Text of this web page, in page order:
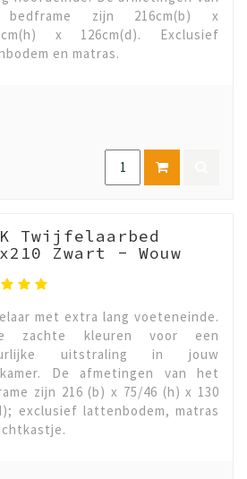
zijn 216cm(b) x
x 126cm(d). Exclusief
en matras.
Twijfelaarbed
Zwart - Wouw
met extra lang voeteneinde.
zachte kleuren voor een
uitstraling in jouw
De afmetingen van het
zijn 216 (b) x 75/46 (h) x 130
exclusief lattenbodem, matras